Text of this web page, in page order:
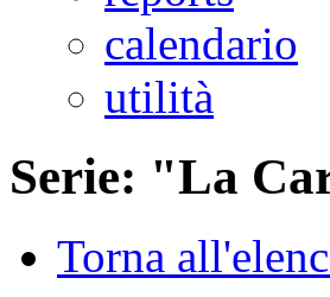
calendario
utilità
Serie: "La
Torna